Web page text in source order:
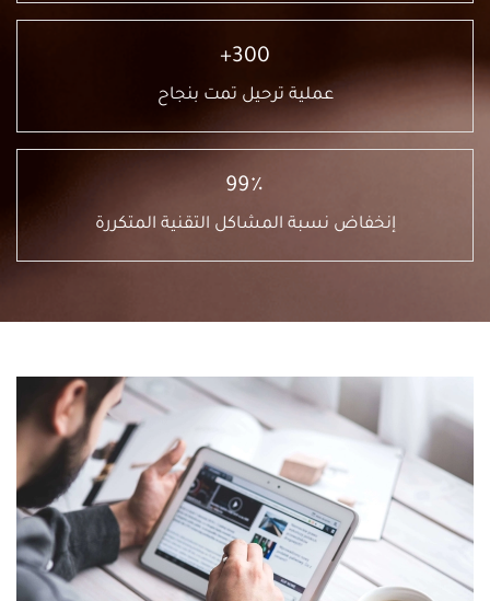
300+
عملية ترحيل تمت بنجاح
99٪
إنخفاض نسبة المشاكل التقنية المتكررة